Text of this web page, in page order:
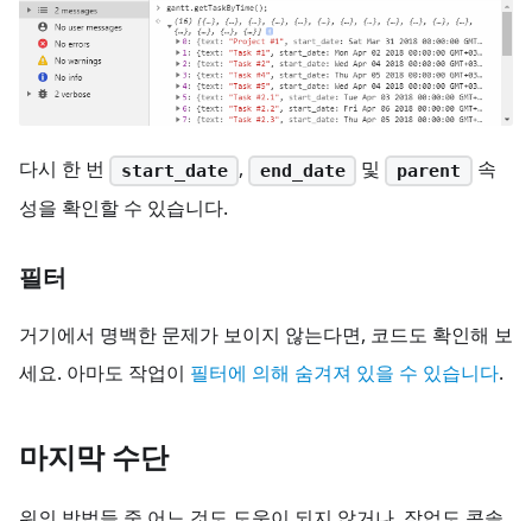
다시 한 번 start_date , end_date 및 parent
속
성을 확인할 수 있습니다.
필터
거기에서 명백한 문제가 보이지 않는다면, 코드도 확인해 보
세요. 아마도 작업이 필터에 의해 숨겨져 있을 수 있습니다.
마지막 수단